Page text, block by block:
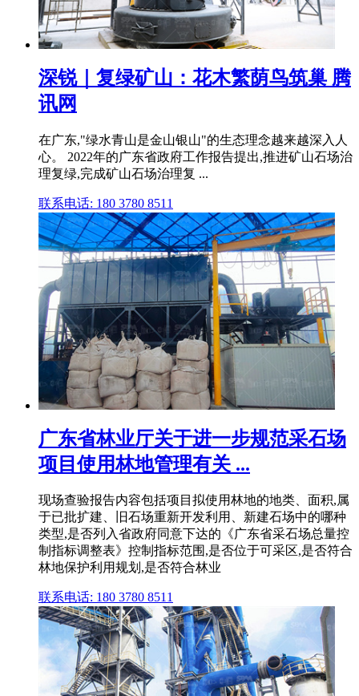
深锐｜复绿矿山：花木繁荫鸟筑巢 腾
讯网
在广东,"绿水青山是金山银山"的生态理念越来越深入人
心。 2022年的广东省政府工作报告提出,推进矿山石场治
理复绿,完成矿山石场治理复 ...
联系电话: 180 3780 8511
广东省林业厅关于进一步规范采石场
项目使用林地管理有关 ...
现场查验报告内容包括项目拟使用林地的地类、面积,属
于已批扩建、旧石场重新开发利用、新建石场中的哪种
类型,是否列入省政府同意下达的《广东省采石场总量控
制指标调整表》控制指标范围,是否位于可采区,是否符合
林地保护利用规划,是否符合林业
联系电话: 180 3780 8511